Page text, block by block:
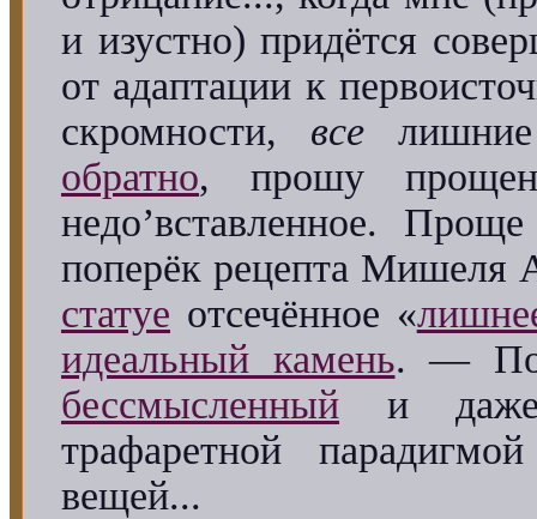
и изустно) придётся
от адаптации к
скромности, все
обратно, прошу
недо’вставленное.
поперёк рецепта Мишеля
статуе отсечённое «
идеальный камень. —
бессмысленный и даже
трафаретной
вещей...